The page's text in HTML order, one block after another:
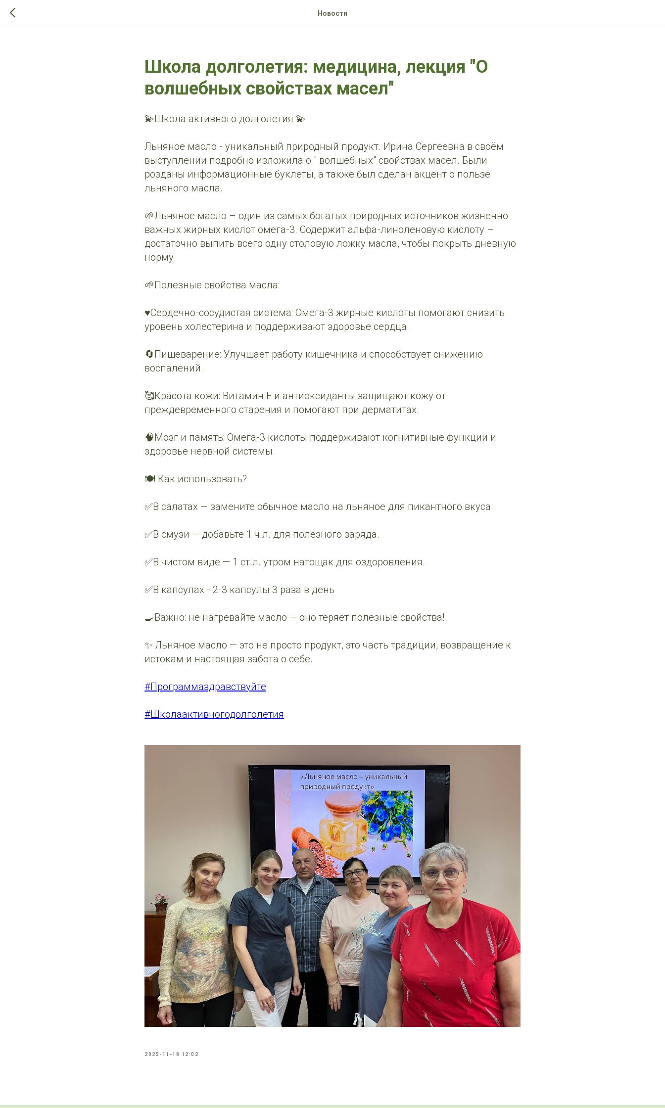
Новости
Школа долголетия: медицина, лекция "О
волшебных свойствах масел"
💫Школа активного долголетия 💫
Льняное масло - уникальный природный продукт. Ирина Сергеевна в своём
выступлении подробно изложила о " волшебных" свойствах масел. Были
розданы информационные буклеты, а также был сделан акцент о пользе
льняного масла.
🌱Льняное масло – один из самых богатых природных источников жизненно
важных жирных кислот омега-3. Содержит альфа-линоленовую кислоту –
достаточно выпить всего одну столовую ложку масла, чтобы покрыть дневную
норму.
🌱Полезные свойства масла:
♥️Сердечно-сосудистая система: Омега-3 жирные кислоты помогают снизить
уровень холестерина и поддерживают здоровье сердца.
🔄Пищеварение: Улучшает работу кишечника и способствует снижению
воспалений.
🥰Красота кожи: Витамин Е и антиоксиданты защищают кожу от
преждевременного старения и помогают при дерматитах.
🧠Мозг и память: Омега-3 кислоты поддерживают когнитивные функции и
здоровье нервной системы.
🍽️ Как использовать?
✅В салатах — замените обычное масло на льняное для пикантного вкуса.
✅В смузи — добавьте 1 ч.л. для полезного заряда.
✅В чистом виде — 1 ст.л. утром натощак для оздоровления.
✅В капсулах - 2-3 капсулы 3 раза в день
🍳Важно: не нагревайте масло — оно теряет полезные свойства!
✨ Льняное масло — это не просто продукт, это часть традиции, возвращение к
истокам и настоящая забота о себе.
#Программаздравствуйте
#Школаактивногодолголетия
2025-11-18 12:02